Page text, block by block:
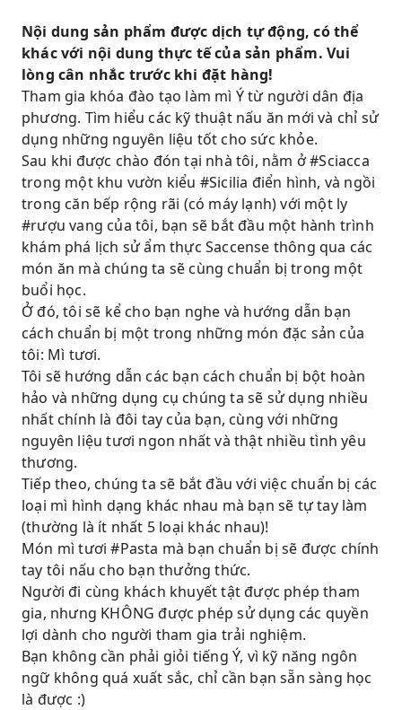
Nội dung sản phẩm được dịch tự động, có thể
khác với nội dung thực tế của sản phẩm. Vui
lòng cân nhắc trước khi đặt hàng!
Tham gia khóa đào tạo làm mì Ý từ người dân địa
phương. Tìm hiểu các kỹ thuật nấu ăn mới và chỉ sử
dụng những nguyên liệu tốt cho sức khỏe.
Sau khi được chào đón tại nhà tôi, nằm ở #Sciacca
trong một khu vườn kiểu #Sicilia điển hình, và ngồi
trong căn bếp rộng rãi (có máy lạnh) với một ly
#rượu vang của tôi, bạn sẽ bắt đầu một hành trình
khám phá lịch sử ẩm thực Saccense thông qua các
món ăn mà chúng ta sẽ cùng chuẩn bị trong một
buổi học.
Ở đó, tôi sẽ kể cho bạn nghe và hướng dẫn bạn
cách chuẩn bị một trong những món đặc sản của
tôi: Mì tươi.
Tôi sẽ hướng dẫn các bạn cách chuẩn bị bột hoàn
hảo và những dụng cụ chúng ta sẽ sử dụng nhiều
nhất chính là đôi tay của bạn, cùng với những
nguyên liệu tươi ngon nhất và thật nhiều tình yêu
thương.
Tiếp theo, chúng ta sẽ bắt đầu với việc chuẩn bị các
loại mì hình dạng khác nhau mà bạn sẽ tự tay làm
(thường là ít nhất 5 loại khác nhau)!
Món mì tươi #Pasta mà bạn chuẩn bị sẽ được chính
tay tôi nấu cho bạn thưởng thức.
Người đi cùng khách khuyết tật được phép tham
gia, nhưng KHÔNG được phép sử dụng các quyền
lợi dành cho người tham gia trải nghiệm.
Bạn không cần phải giỏi tiếng Ý, vì kỹ năng ngôn
ngữ không quá xuất sắc, chỉ cần bạn sẵn sàng học
là được :)